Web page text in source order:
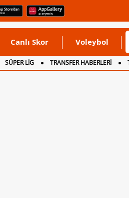
Canlı Skor Voleybol
SÜPER LİG TRANSFER HABERLERİ